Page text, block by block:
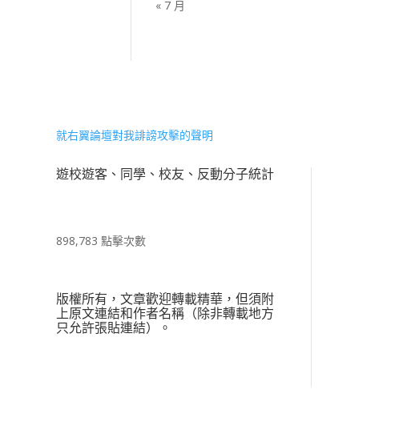
« 7 月
就右翼論壇對我誹謗攻擊的聲明
遊校遊客、同學、校友、反動分子統計
898,783 點擊次數
版權所有，文章歡迎轉載精華，但須附
上原文連結和作者名稱（除非轉載地方
只允許張貼連結）。